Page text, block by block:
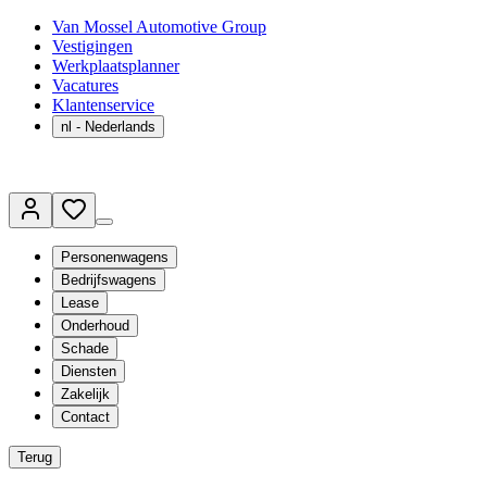
Van Mossel Automotive Group
Vestigingen
Werkplaatsplanner
Vacatures
Klantenservice
nl - Nederlands
Personenwagens
Bedrijfswagens
Lease
Onderhoud
Schade
Diensten
Zakelijk
Contact
Terug